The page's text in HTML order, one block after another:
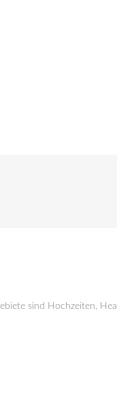
sind Hochzeiten,